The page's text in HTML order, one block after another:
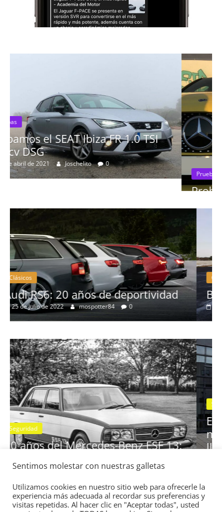
Pruebas
Probamos el Mercedes-Benz A200d
Clásicos
BMW Serie 7: lujo desde 1977
13:
Seguridad Vídeo
El Mazda CX-5 2022 logra la
nota en las pruebas de seguridad
IIHS
11 de noviembre de 2021 mospotter84 0
Sentimos molestar con nuestras galletas
Utilizamos cookies en nuestro sitio web para ofrecerle la
experiencia más adecuada al recordar sus preferencias y
visitas repetidas. Al hacer clic en "Aceptar todas", usted